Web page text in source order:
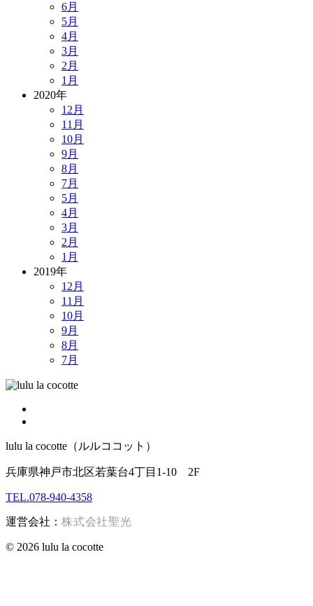
6月
5月
4月
3月
2月
1月
2020年
12月
11月
10月
9月
8月
7月
5月
4月
3月
2月
1月
2019年
12月
11月
10月
9月
8月
7月
lulu la cocotte（ルルココット）
兵庫県神戸市北区若葉台4丁目1-10 2F
TEL.078-940-4358
運営会社： 株式会社聖光
© 2026 lulu la cocotte